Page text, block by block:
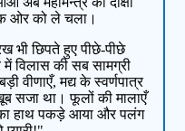
ओर को ले चला।
भी छिपते हुए पीछे-पीछे
की सब सामग्री
वीणाएँ, मद्य के स्वर्णपात्र
सजा था। फूलों की मालाएँ
हाथ पकड़े आया और पलंग